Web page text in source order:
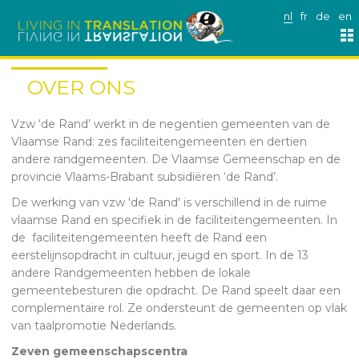
nl fr de en
OVER ONS
Vzw ‘de Rand’ werkt in de negentien gemeenten van de
Vlaamse Rand: zes faciliteitengemeenten en dertien
andere randgemeenten. De Vlaamse Gemeenschap en de
provincie Vlaams-Brabant subsidiëren ‘de Rand’.
De werking van vzw 'de Rand' is verschillend in de ruime
vlaamse Rand en specifiek in de faciliteitengemeenten. In
de faciliteitengemeenten heeft de Rand een
eerstelijnsopdracht in cultuur, jeugd en sport. In de 13
andere Randgemeenten hebben de lokale
gemeentebesturen die opdracht. De Rand speelt daar een
complementaire rol. Ze ondersteunt de gemeenten op vlak
van taalpromotie Nederlands.
Zeven gemeenschapscentra